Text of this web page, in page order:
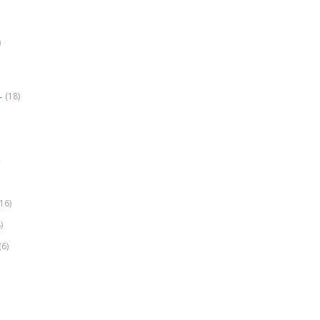
(18)
(6)